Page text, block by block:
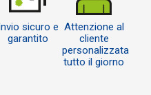
Invio sicuro e
garantito
Attenzione al
cliente
personalizzata
tutto il giorno